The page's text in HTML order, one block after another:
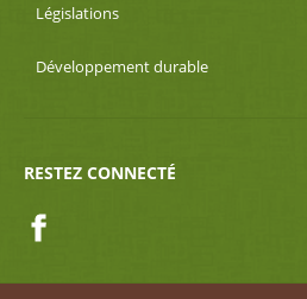
Législations
Développement durable
RESTEZ CONNECTÉ